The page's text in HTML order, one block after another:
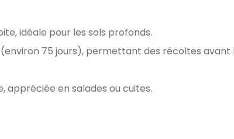
idéale pour les sols profonds.
(environ 75 jours), permettant des récoltes avant
appréciée en salades ou cuites.